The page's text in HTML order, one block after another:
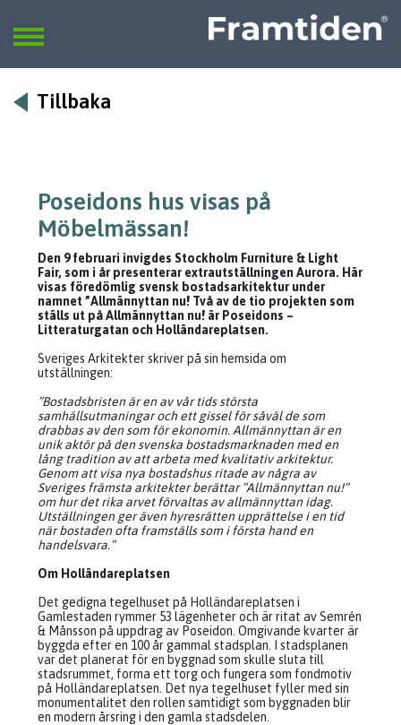
SÖK
Tillbaka
Poseidons hus visas på
Möbelmässan!
Den 9 februari invigdes Stockholm Furniture & Light
Fair, som i år presenterar extrautställningen Aurora. Här
visas föredömlig svensk bostadsarkitektur under
namnet ”Allmännyttan nu! Två av de tio projekten som
ställs ut på Allmännyttan nu! är Poseidons –
Litteraturgatan och Holländareplatsen.
Sveriges Arkitekter skriver på sin hemsida om
utställningen:
”Bostadsbristen är en av vår tids största
samhällsutmaningar och ett gissel för såväl de som
drabbas av den som för ekonomin. Allmännyttan är en
unik aktör på den svenska bostadsmarknaden med en
lång tradition av att arbeta med kvalitativ arkitektur.
Genom att visa nya bostadshus ritade av några av
Sveriges främsta arkitekter berättar ”Allmännyttan nu!”
om hur det rika arvet förvaltas av allmännyttan idag.
Utställningen ger även hyresrätten upprättelse i en tid
när bostaden ofta framställs som i första hand en
handelsvara.”
Om Holländareplatsen
Det gedigna tegelhuset på Holländareplatsen i
Gamlestaden rymmer 53 lägenheter och är ritat av Semrén
& Månsson på uppdrag av Poseidon. Omgivande kvarter är
byggda efter en 100 år gammal stadsplan. I stadsplanen
var det planerat för en byggnad som skulle sluta till
stadsrummet, forma ett torg och fungera som fondmotiv
på Holländareplatsen. Det nya tegelhuset fyller med sin
monumentalitet den rollen samtidigt som byggnaden blir
en modern årsring i den gamla stadsdelen.